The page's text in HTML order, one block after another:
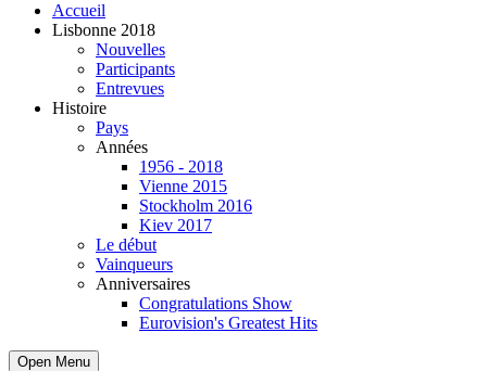
Accueil
Lisbonne 2018
Nouvelles
Participants
Entrevues
Histoire
Pays
Années
1956 - 2018
Vienne 2015
Stockholm 2016
Kiev 2017
Le début
Vainqueurs
Anniversaires
Congratulations Show
Eurovision's Greatest Hits
Open Menu